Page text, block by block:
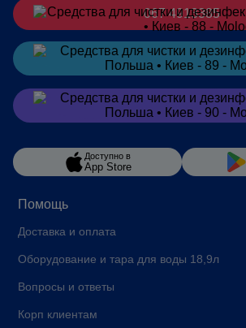
Помощь
Доставка и оплата
Оборудование и тара для воды 18,9л
Вопросы и ответы
Корп клиентам
067 4913385
Заказатьв Telegram
Заказать в Viber
Доступно в
App Store